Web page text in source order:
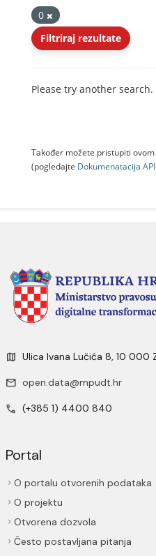
0
Filtriraj rezultate
Please try another search.
Također možete pristupiti
(pogledajte Dokumenаtаcijа